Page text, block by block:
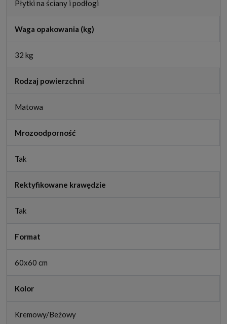
Płytki na ściany i podłogi
Waga opakowania (kg)
32 kg
Rodzaj powierzchni
Matowa
Mrozoodporność
Tak
Rektyfikowane krawędzie
Tak
Format
60x60 cm
Kolor
Kremowy/Beżowy